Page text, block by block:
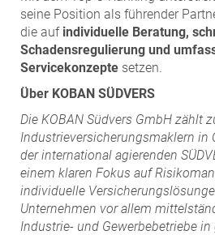
seine Position als führender
die auf individuelle Beratung,
Schadensregulierung und
Servicekonzepte setzen.
Über KOBAN SÜDVERS
Die KOBAN Südvers GmbH zählt
Industrieversicherungsmaklern in
der international agierenden
einem klaren Fokus auf
individuelle
Unternehmen vor allem
Industrie- und Gewerbebetriebe in